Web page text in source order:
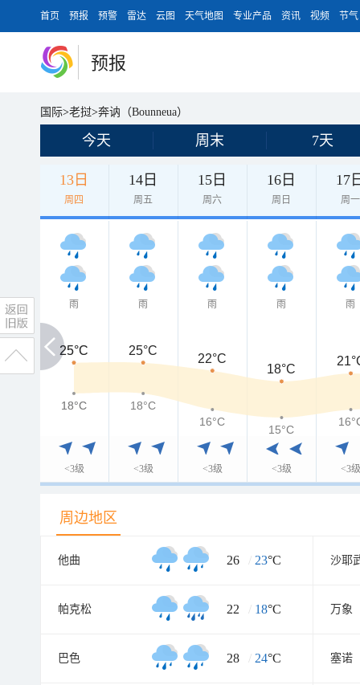
首页 预报 预警 雷达 云图 天气地图 专业产品 资讯 视频 节气
预报
国际>老挝>奔讷（Bounneua）
今天 周末 7天
13日
周四
14日
周五
15日
周六
16日
周日
17
周一
雨
<3级
雨
<3级
雨
<3级
雨
<3级
雨
<3级
25°C
25°C 25°C
22°C
18°C
18°C
18°C
18°C
16°C
15°C
周边地区
他曲 26 / 23°C 沙耶
帕克松 22 / 18°C 万象
巴色 28 / 24°C 塞诺